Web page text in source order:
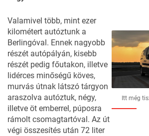
Itt még
Valamivel több, mint ezer
kilométert autóztunk a
Berlingóval. Ennek nagyobb
részét autópályán, kisebb
részét pedig főutakon, illetve
lidérces minőségű köves,
murvás útnak látszó tárgyon
araszolva autóztuk, négy,
illetve öt emberrel, púposra
rámolt csomagtartóval. Az út
végi összesítés után 72 liter